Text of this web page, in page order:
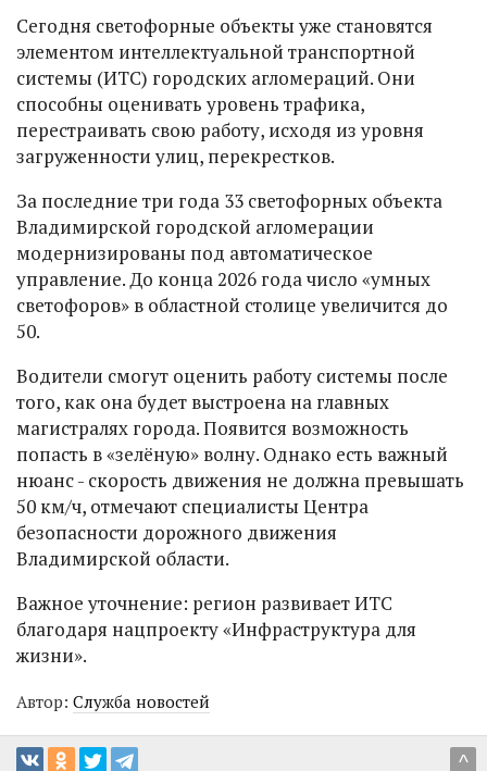
Сегодня светофорные объекты уже становятся
элементом интеллектуальной транспортной
системы (ИТС) городских агломераций. Они
способны оценивать уровень трафика,
перестраивать свою работу, исходя из уровня
загруженности улиц, перекрестков.
За последние три года 33 светофорных объекта
Владимирской городской агломерации
модернизированы под автоматическое
управление. До конца 2026 года число «умных
светофоров» в областной столице увеличится до
50.
Водители смогут оценить работу системы после
того, как она будет выстроена на главных
магистралях города. Появится возможность
попасть в «зелёную» волну. Однако есть важный
нюанс - скорость движения не должна превышать
50 км/ч, отмечают специалисты Центра
безопасности дорожного движения
Владимирской области.
Важное уточнение: регион развивает ИТС
благодаря нацпроекту «Инфраструктура для
жизни».
Автор: Служба новостей
^